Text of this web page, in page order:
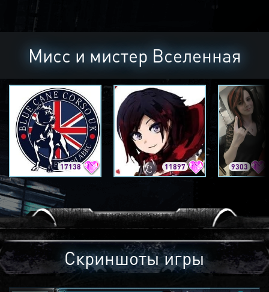
Мисс и мистер Вселенная
17138 11897 9303
Скриншоты игры